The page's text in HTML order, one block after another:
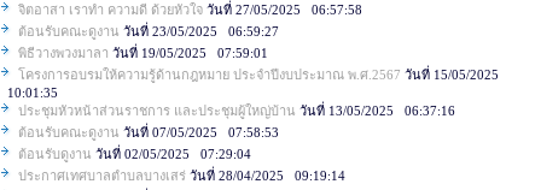
จิตอาสา เราทำ ความดี ด้วยหัวใจ วันที่ 27/05/2025 06:57:58
ต้อนรับคณะดูงาน วันที่ 23/05/2025 06:59:27
พิธีวางพวงมาลา วันที่ 19/05/2025 07:59:01
โครงการอบรมให้ความรู้ด้านกฎหมาย ประจำปีงบประมาณ พ.ศ.2567 วันที่ 15/05/2025
10:01:35
ประชุมหัวหน้าส่วนราชการ และประชุมผู้ใหญ่บ้าน วันที่ 13/05/2025 06:37:16
ต้อนรับคณะดูงาน วันที่ 07/05/2025 07:58:53
ต้อนรับดูงาน วันที่ 02/05/2025 07:29:04
ประกาศเทศบาลตำบลบางเสร่ วันที่ 28/04/2025 09:19:14